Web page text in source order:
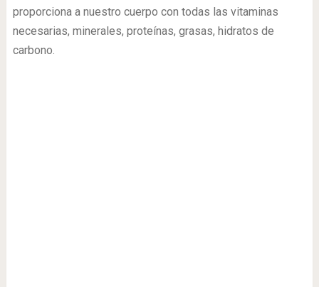
proporciona a nuestro cuerpo con todas las vitaminas
necesarias, minerales, proteínas, grasas, hidratos de
carbono.